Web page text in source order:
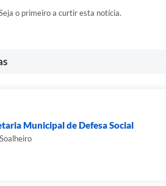
o primeiro a curtir esta notícia.
Municipal de Defesa Social